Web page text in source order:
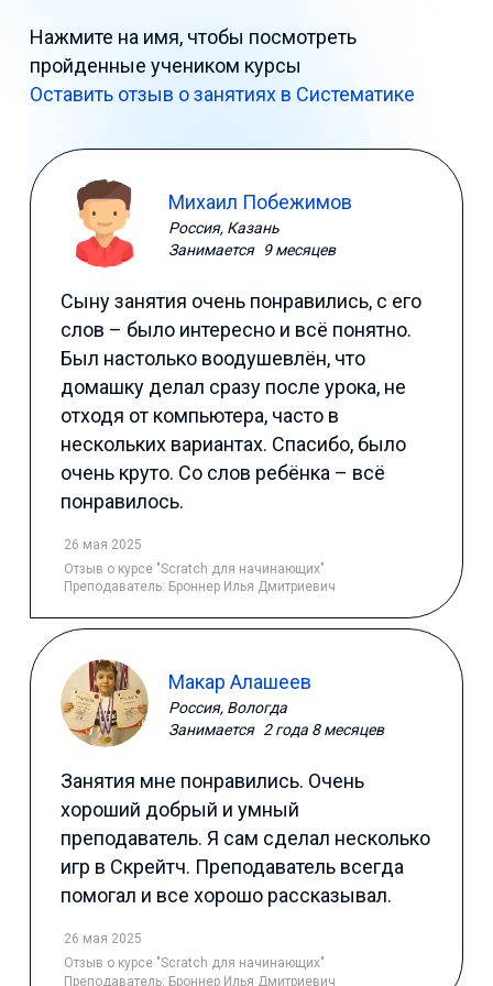
Нажмите на имя, чтобы посмотреть
пройденные учеником курсы
Оставить отзыв о занятиях в Систематике
Михаил Побежимов
Россия, Казань
Занимается 9 месяцев
Сыну занятия очень понравились, с его
слов – было интересно и всё понятно.
Был настолько воодушевлён, что
домашку делал сразу после урока, не
отходя от компьютера, часто в
нескольких вариантах. Спасибо, было
очень круто. Со слов ребёнка – всё
понравилось.
26 мая 2025
Отзыв о курсе "Scratch для начинающих"
Преподаватель: Броннер Илья Дмитриевич
Макар Алашеев
Россия, Вологда
Занимается 2 года 8 месяцев
Занятия мне понравились. Очень
хороший добрый и умный
преподаватель. Я сам сделал несколько
игр в Скрейтч. Преподаватель всегда
помогал и все хорошо рассказывал.
26 мая 2025
Отзыв о курсе "Scratch для начинающих"
Преподаватель: Броннер Илья Дмитриевич